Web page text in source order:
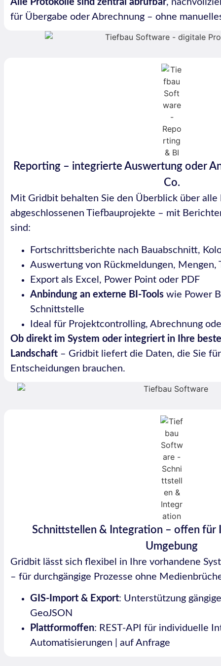
Alle Protokolle sind zentral abrufbar,
für Übergabe oder Abrechnung – ohne
Reporting – integrierte Auswertung oder
Co.
Mit Gridbit behalten Sie den Überblick über alle
abgeschlossenen Tiefbauprojekte – mit
sind:
Fortschrittsberichte nach Bauabschnitt,
Auswertung von Rückmeldungen, Mengen,
Export als Excel, Power Point oder PDF
Anbindung an externe BI-Toolswie Power
Schnittstelle
Ideal für Projektcontrolling, Abrechnung
Ob direkt im System oder integriert in Ihre
Landschaft– Gridbit liefert die Daten, die Sie
Entscheidungen brauchen.
Schnittstellen & Integration – offen für
Umgebung
Gridbit lässt sich flexibel in Ihre vorhandene
– für durchgängige Prozesse ohne
GIS-Import & Export: Unterstützung
GeoJSON
Plattformoffen: REST-API für individuelle
Automatisierungen | auf Anfrage